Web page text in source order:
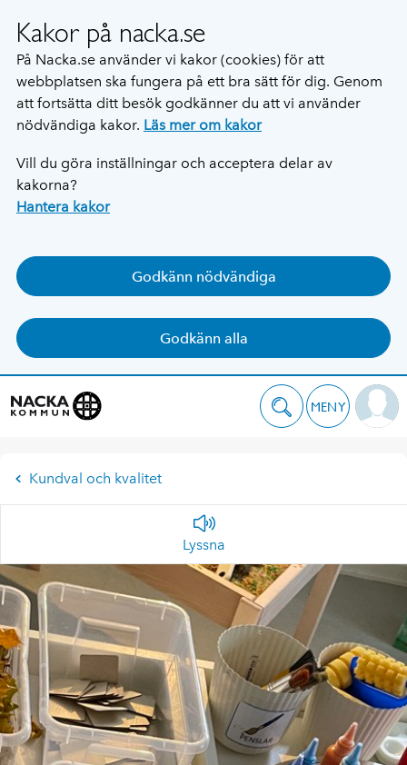
Kakor på nacka.se
På Nacka.se använder vi kakor (cookies) för att
webbplatsen ska fungera på ett bra sätt för dig. Genom
att fortsätta ditt besök godkänner du att vi använder
nödvändiga kakor. Läs mer om kakor
Vill du göra inställningar och acceptera delar av
kakorna?
Hantera kakor
Godkänn nödvändiga
Godkänn alla
MENY
Kundval och kvalitet
Lyssna